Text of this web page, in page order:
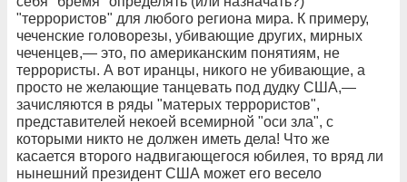
"террористов" для любого региона мира. К примеру,
чеченские головорезы, убивающие других, мирных
чеченцев,— это, по американским понятиям, не
террористы. А вот иранцы, никого не убивающие, а
просто не желающие танцевать под дудку США,—
зачисляются в ряды "матерых террористов",
представителей некоей всемирной "оси зла", с
которыми никто не должен иметь дела! Что же
касается второго надвигающегося юбилея, то вряд ли
нынешний президент США может его весело